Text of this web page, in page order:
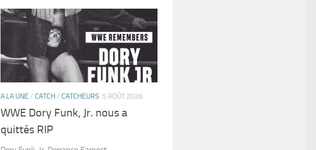
A LA UNE / CATCH/ CATCHEURS 5 AOÛT 2026
WWE Dory Funk, Jr. nous a
quittés RIP